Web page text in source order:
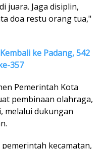
juara. Jaga disiplin,
doa restu orang tua,"
ke Padang, 542
357
Pemerintah Kota
pembinaan olahraga,
melalui dukungan
kecamatan,